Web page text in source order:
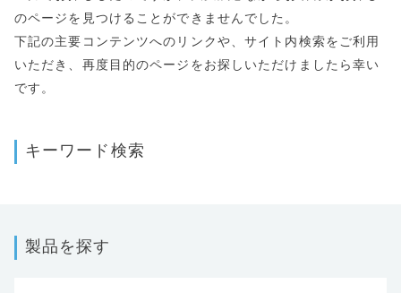
のページを見つけることができませんでした。
下記の主要コンテンツへのリンクや、サイト内検索をご利用
いただき、再度目的のページをお探しいただけましたら幸い
です。
キーワード検索
製品を探す